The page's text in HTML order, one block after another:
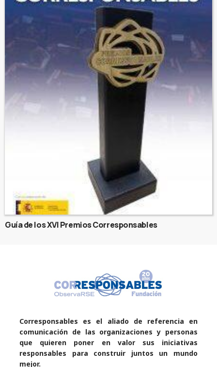
Guía de los XVI Premios Corresponsables
Corresponsables es el aliado de referencia en
comunicación de las organizaciones y personas
que quieren poner en valor sus iniciativas
responsables para construir juntos un mundo
mejor.